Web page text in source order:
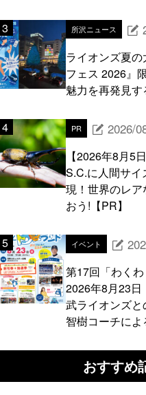
所沢ニュース
ライオンズ夏
フェス 2026』
魅力を再発見
PR 2026/
【2026年8月5
S.C.に人間サイ
現！世界のレ
おう!【PR】
イベント
第17回「わく
2026年8月23日
武ライオンズ
智樹コーチによ
おすすめ